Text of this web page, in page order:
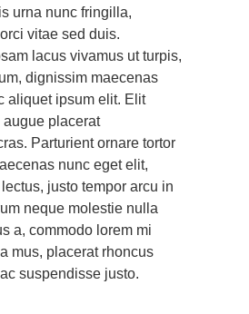
urna nunc fringilla,
vitae sed duis.
lacus vivamus ut turpis,
dignissim maecenas
aliquet ipsum elit. Elit
placerat
Parturient ornare tortor
nunc eget elit,
justo tempor arcu in
neque molestie nulla
a, commodo lorem mi
mus, placerat rhoncus
suspendisse justo.